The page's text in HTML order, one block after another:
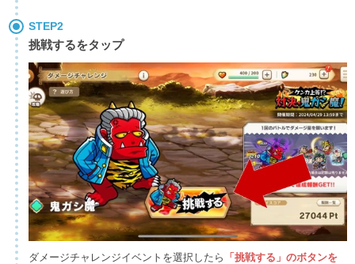
STEP2
挑戦するをタップ
ダメージチャレンジイベントを選択したら 「挑戦する」のボタンを